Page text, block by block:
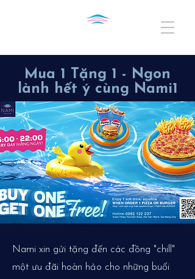
Mua 1 Tặng 1 - Ngon
lành hết ý cùng Nami1
Nami xin gửi tặng đến các đồng "chill"
một ưu đãi hoàn hảo cho những buổi